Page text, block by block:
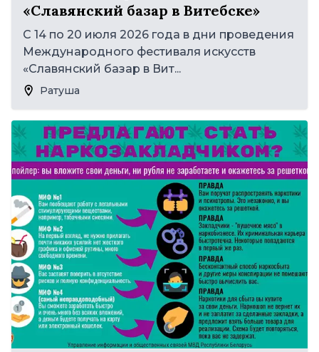
«Славянский базар в Витебске»
С 14 по 20 июля 2026 года в дни проведения
Международного фестиваля искусств
«Славянский базар в Вит...
Ратуша